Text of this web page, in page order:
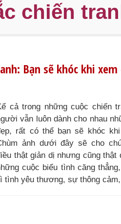
chiến
Bạn sẽ khóc khi
cả trong những cuộc chiến
vẫn luôn dành cho nhau
rất có thể bạn sẽ khóc
ảnh dưới đây sẽ cho
thật giản dị nhưng cũng thật
cuộc biểu tình căng
tình yêu thương, sự thông